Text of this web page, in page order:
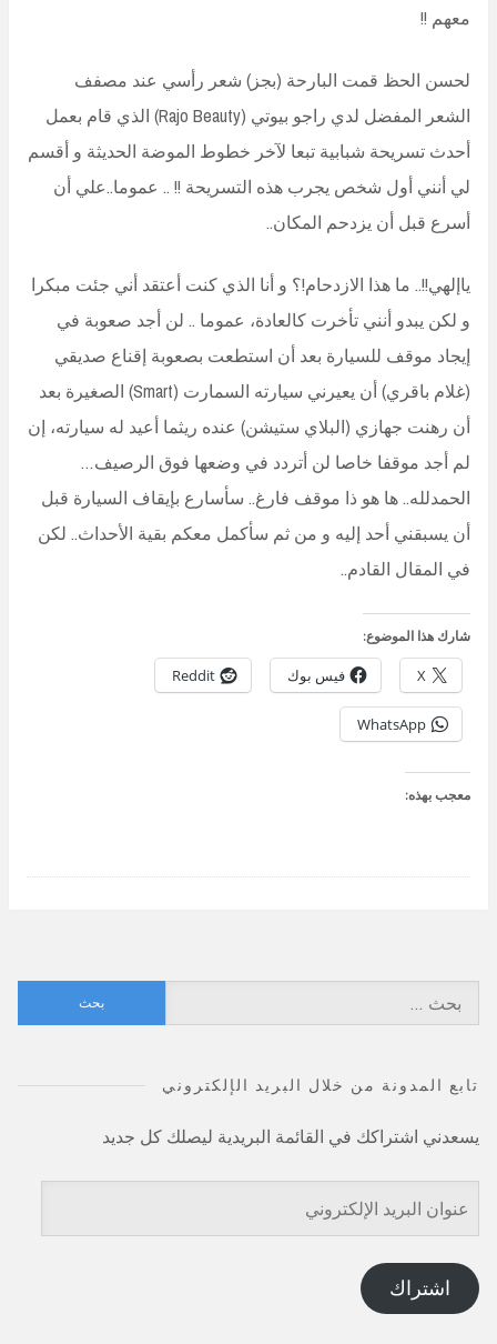
معهم !!
لحسن الحظ قمت البارحة (بجز) شعر رأسي عند مصفف
الشعر المفضل لدي راجو بيوتي (Rajo Beauty) الذي قام بعمل
أحدث تسريحة شبابية تبعا لآخر خطوط الموضة الحديثة و أقسم
لي أنني أول شخص يجرب هذه التسريحة !! .. عموما..علي أن
أسرع قبل أن يزدحم المكان..
ياإلهي!!.. ما هذا الازدحام!؟ و أنا الذي كنت أعتقد أني جئت مبكرا
و لكن يبدو أنني تأخرت كالعادة، عموما .. لن أجد صعوبة في
إيجاد موقف للسيارة بعد أن استطعت بصعوبة إقناع صديقي
(غلام باقري) أن يعيرني سيارته السمارت (Smart) الصغيرة بعد
أن رهنت جهازي (البلاي ستيشن) عنده ريثما أعيد له سيارته، إن
لم أجد موقفا خاصا لن أتردد في وضعها فوق الرصيف…
الحمدلله.. ها هو ذا موقف فارغ.. سأسارع بإيقاف السيارة قبل
أن يسبقني أحد إليه و من ثم سأكمل معكم بقية الأحداث.. لكن
في المقال القادم..
شارك هذا الموضوع:
X فيس بوك Reddit
WhatsApp
معجب بهذه:
عن:
تابع المدونة من خلال البريد الإلكتروني
يسعدني اشتراكك في القائمة البريدية ليصلك كل جديد
عنوان
البريد
الإلكتروني
اشتراك